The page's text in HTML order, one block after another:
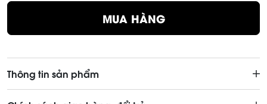
MUA HÀNG
Thông tin sản phẩm